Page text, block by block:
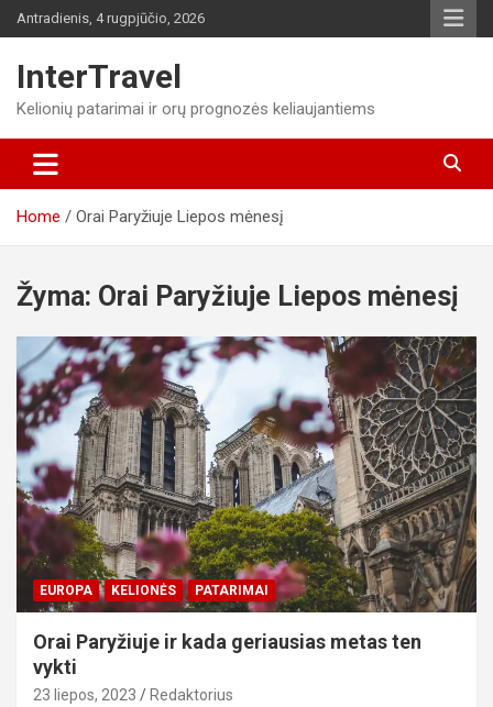
Skip
to
Antradienis, 4 rugpjūčio, 2026
InterTravel
Kelionių patarimai ir orų prognozės keliaujantiems
Home Orai Paryžiuje Liepos mėnesį
Žyma: Orai Paryžiuje Liepos mėnesį
EUROPA KELIONĖS PATARIMAI
Orai Paryžiuje ir kada geriausias metas ten
vykti
23 liepos, 2023 Redaktorius